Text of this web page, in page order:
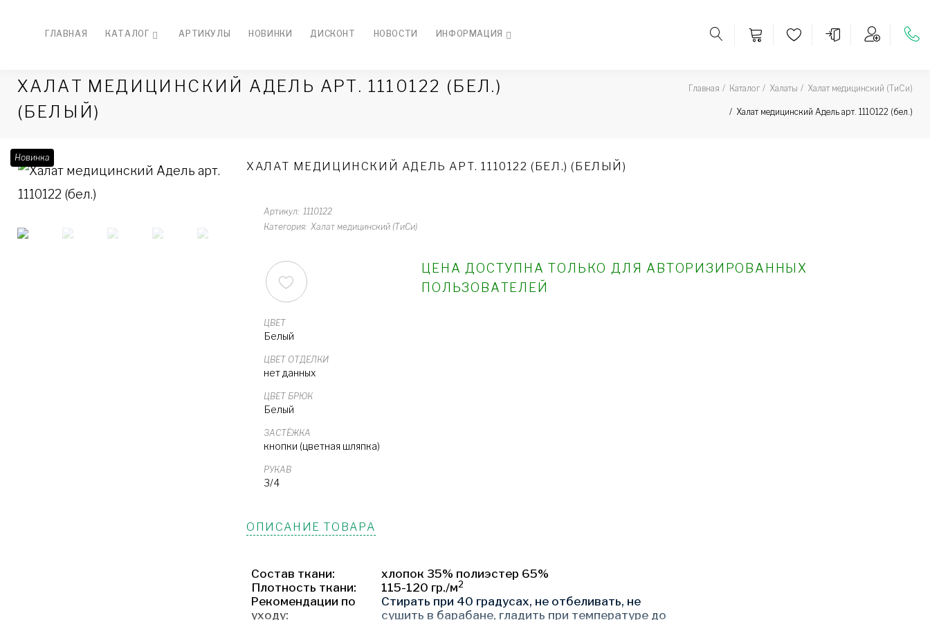
ГЛАВНАЯ КАТАЛОГ АРТИКУЛЫ НОВИНКИ ДИСКОНТ НОВОСТИ ИНФОРМАЦИЯ
ХАЛАТ МЕДИЦИНСКИЙ АДЕЛЬ АРТ. 1110122 (БЕЛ.)
(БЕЛЫЙ)
Главная Каталог Халаты Халат медицинский (ТиСи)
Халат медицинский Адель арт. 1110122 (бел.)
Новинка
ХАЛАТ МЕДИЦИНСКИЙ АДЕЛЬ АРТ. 1110122 (БЕЛ.) (БЕЛЫЙ)
Артикул 1110122
Категория Халат медицинский (ТиСи)
ЦЕНА ДОСТУПНА ТОЛЬКО ДЛЯ АВТОРИЗИРОВАННЫХ
ПОЛЬЗОВАТЕЛЕЙ
ЦВЕТ
Белый
ЦВЕТ ОТДЕЛКИ
нет данных
ЦВЕТ БРЮК
Белый
ЗАСТЁЖКА
кнопки (цветная шляпка)
РУКАВ
3/4
ОПИСАНИЕ ТОВАРА
Состав ткани:
хлопок 35% полиэстер 65%
Плотность ткани:
115-120 гр./м2
Рекомендации по
уходу:
Стирать при 40 градусах, не отбеливать, не
сушить в барабане, гладить при температуре до